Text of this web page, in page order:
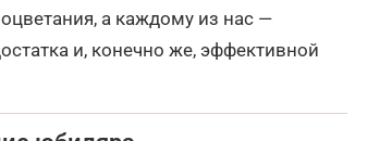
а каждому из нас —
и, конечно же, эффективной